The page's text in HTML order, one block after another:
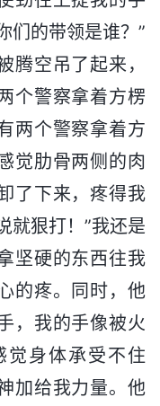
们的带领是谁？”
腾空吊了起来，
个警察拿着方楞
两个警察拿着方
觉肋骨两侧的肉
了下来，疼得我
就狠打！”我还是
坚硬的东西往我
的疼。同时，他
，我的手像被火
觉身体承受不住
加给我力量。他